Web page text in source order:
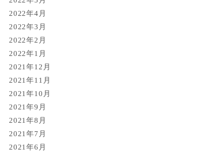
2022年4月
2022年3月
2022年2月
2022年1月
2021年12月
2021年11月
2021年10月
2021年9月
2021年8月
2021年7月
2021年6月